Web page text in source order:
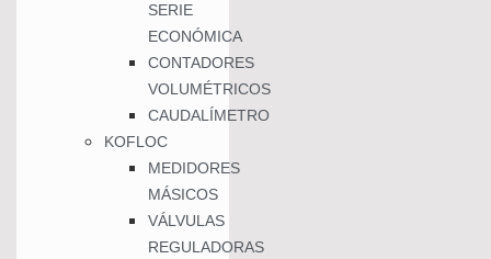
SERIE
ECONÓMICA
CONTADORES
VOLUMÉTRICOS
CAUDALÍMETRO
KOFLOC
MEDIDORES
MÁSICOS
VÁLVULAS
REGULADORAS